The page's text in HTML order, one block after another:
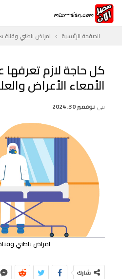
الصفحة الرئيسية امراض باطني
كل حاجة لازم
الأمعاء الأعراض
في نوفمبر 30, 2024
امراض باطني
شارك